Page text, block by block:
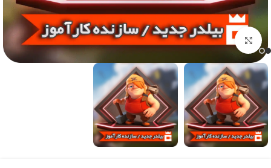
برای بزرگنمایی کلیک کنید